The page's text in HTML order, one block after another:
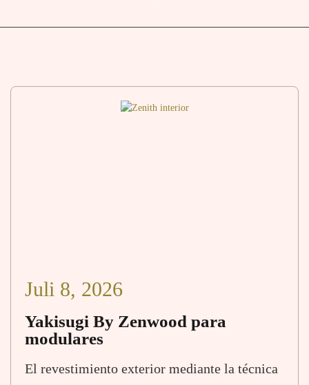
Juli 8, 2026
Yakisugi By Zenwood para
modulares
El revestimiento exterior mediante la técnica